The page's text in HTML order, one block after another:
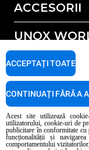
ACCESORII
Toate accesoriile
Detergent pentru
Detergent pentru
Tratarea apei cu filtru
UNOX
Sediile noastre în lume
SUPORT
Garanția Unox
Localizator service
AI Content
Acest site utilizează
utilizatorului, cookie-uri de
publicitare în conformitate
funcționalității și
comportamentului
ACCEPTAȚI TOATE
CONTINUAȚI FĂRĂ A